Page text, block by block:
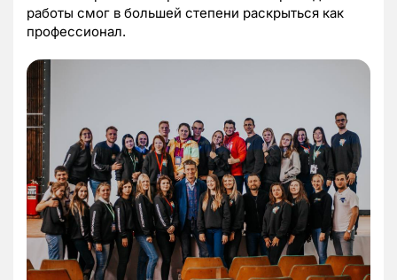
работы смог в большей степени раскрыться как
профессионал.